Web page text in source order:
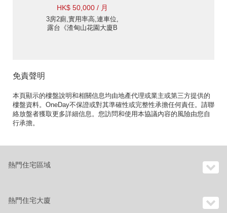
HK$ 50,000 / 月
3房2廁,實用率高,連車位,
露台《渣甸山花園大廈B
免責聲明
本頁顯示的樓盤說明和相關信息均由地產代理或業主或第三方提供的
樓盤資料。OneDay不保證或對其準確性或完整性承擔任何責任。請聯
絡放盤者獲取更多詳細信息。您訪問和使用本協議內容的風險由您自
行承擔。
熱門住宅區域
熱門住宅大廈